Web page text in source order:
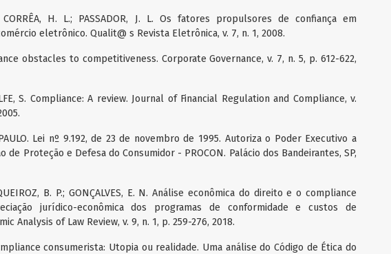
CORRÊA, H. L.; PASSADOR, J. L. Os fatores propulsores de confiança em
eletrônico. Qualit@ s Revista Eletrônica, v. 7, n. 1, 2008.
obstacles to competitiveness. Corporate Governance, v. 7, n. 5, p. 612-622,
S. Compliance: A review. Journal of Financial Regulation and Compliance, v.
PAULO. Lei nº 9.192, de 23 de novembro de 1995. Autoriza o Poder Executivo a
de Proteção e Defesa do Consumidor - PROCON. Palácio dos Bandeirantes, SP,
B. P.; GONÇALVES, E. N. Análise econômica do direito e o compliance
jurídico-econômica dos programas de conformidade e custos de
Analysis of Law Review, v. 9, n. 1, p. 259-276, 2018.
consumerista: Utopia ou realidade. Uma análise do Código de Ética do